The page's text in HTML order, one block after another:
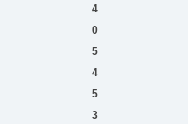
4
0
5
4
5
3